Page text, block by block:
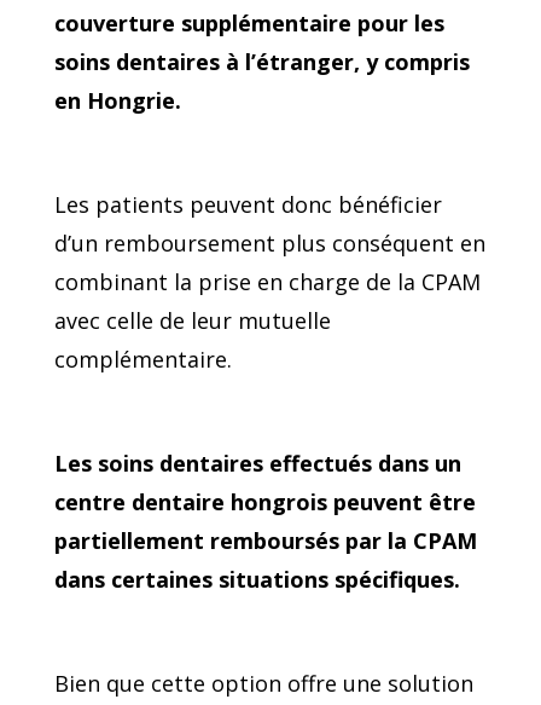
couverture supplémentaire pour les
soins dentaires à l’étranger, y compris
en Hongrie.
Les patients peuvent donc bénéficier
d’un remboursement plus conséquent en
combinant la prise en charge de la CPAM
avec celle de leur mutuelle
complémentaire.
Les soins dentaires effectués dans un
centre dentaire hongrois peuvent être
partiellement remboursés par la CPAM
dans certaines situations spécifiques.
Bien que cette option offre une solution